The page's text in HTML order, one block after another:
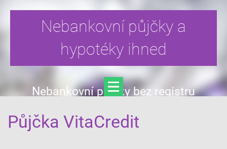
Nebankovní půjčky a
hypotéky ihned
Nebankovní půjčky bez registru
Půjčka VitaCredit